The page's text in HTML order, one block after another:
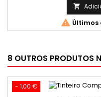


8 OUTROS PRODUTOS
- 1,00 €